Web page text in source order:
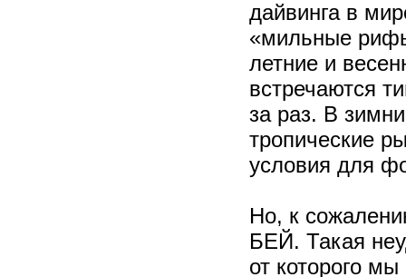
дайвинга в
«мильные
летние и
встречаются
за раз. В
тропические
условия для
Но, к
БЕЙ. Такая
от которого